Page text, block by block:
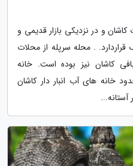
و در نزدیکی بازار قدیمی و
. محله سرپله از محلات
کاشان نیز بوده است. خانه
خانه های آب انبار دار کاشان